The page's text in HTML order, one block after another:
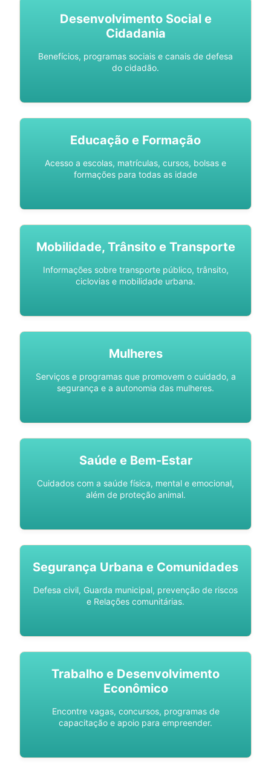
Desenvolvimento Social e
Cidadania
Benefícios, programas sociais e canais de defesa
do cidadão.
Educação e Formação
Acesso a escolas, matrículas, cursos, bolsas e
formações para todas as idade
Mobilidade, Trânsito e Transporte
Informações sobre transporte público, trânsito,
ciclovias e mobilidade urbana.
Mulheres
Serviços e programas que promovem o cuidado, a
segurança e a autonomia das mulheres.
Saúde e Bem-Estar
Cuidados com a saúde física, mental e emocional,
além de proteção animal.
Segurança Urbana e Comunidades
Defesa civil, Guarda municipal, prevenção de riscos
e Relações comunitárias.
Trabalho e Desenvolvimento
Econômico
Encontre vagas, concursos, programas de
capacitação e apoio para empreender.